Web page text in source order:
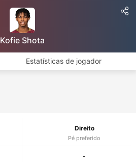
Kofie Shota
Estatísticas de jogador
Direito
Pé preferido
-